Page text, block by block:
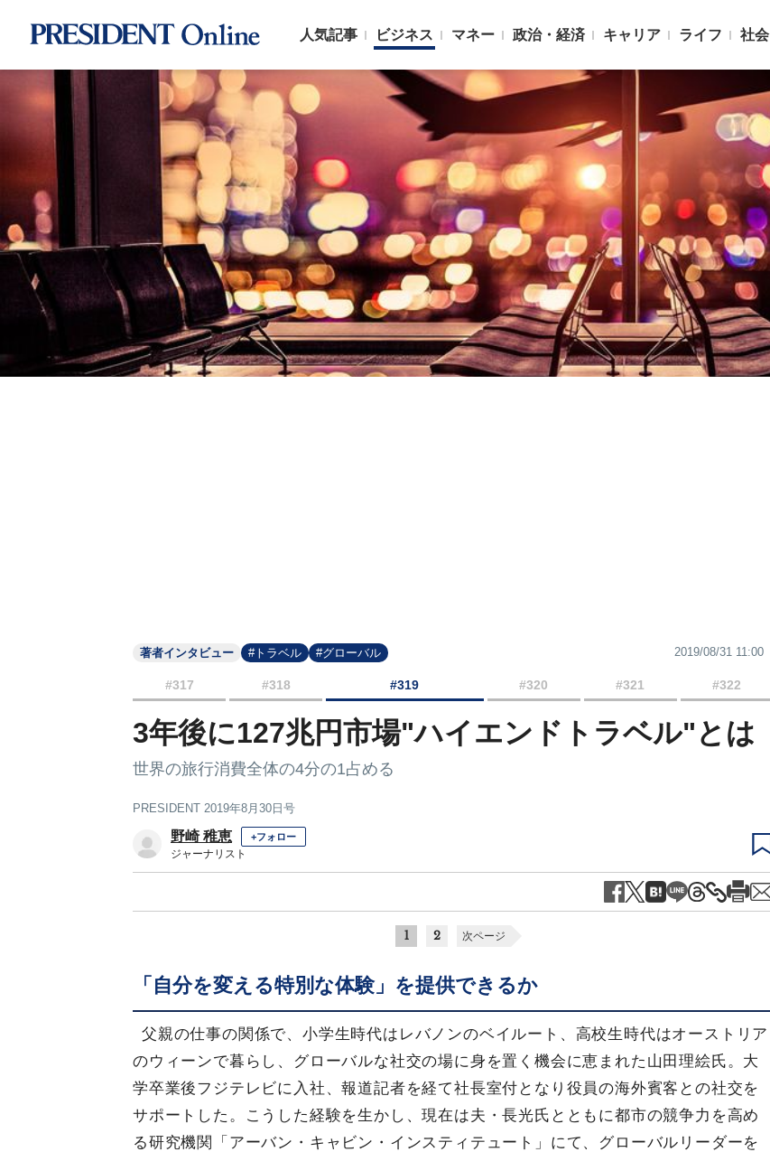
人気記事 ビジネス マネー 政治・経済 キャリア ライフ 社会
著者インタビュー #トラベル #グローバル 2019/08/31 11:00
#317 #318 #319 #320 #321 #322
3年後に127兆円市場"ハイエンドトラベル"とは
世界の旅行消費全体の4分の1占める
PRESIDENT 2019年8月30日号
野崎 稚恵 +フォロー
ジャーナリスト
1 2 次ページ
「自分を変える特別な体験」を提供できるか
父親の仕事の関係で、小学生時代はレバノンのベイルート、高校生時代はオーストリア
のウィーンで暮らし、グローバルな社交の場に身を置く機会に恵まれた山田理絵氏。大
学卒業後フジテレビに入社、報道記者を経て社長室付となり役員の海外賓客との社交を
サポートした。こうした経験を生かし、現在は夫・長光氏とともに都市の競争力を高め
る研究機関「アーバン・キャビン・インスティテュート」にて、グローバルリーダーを